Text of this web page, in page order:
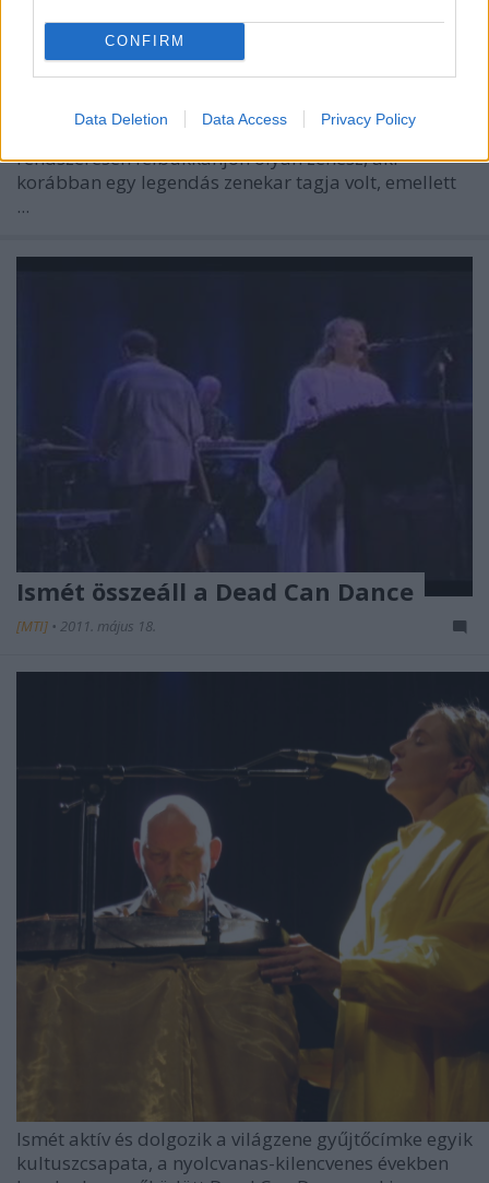
CONFIRM
Data Deletion Data Access Privacy Policy
Nem túl gyakori, hogy egy magyar zenekar soraiban
rendszeresen felbukkanjon olyan zenész, aki
korábban egy legendás zenekar tagja volt, emellett
...
Ismét összeáll a Dead Can Dance
[MTI] • 2011. május 18.
Ismét aktív és dolgozik a világzene gyűjtőcímke egyik
kultuszcsapata, a nyolcvanas-kilencvenes években